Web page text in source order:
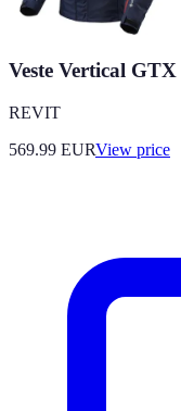
Veste Vertical
REVIT
569.99 EURView price